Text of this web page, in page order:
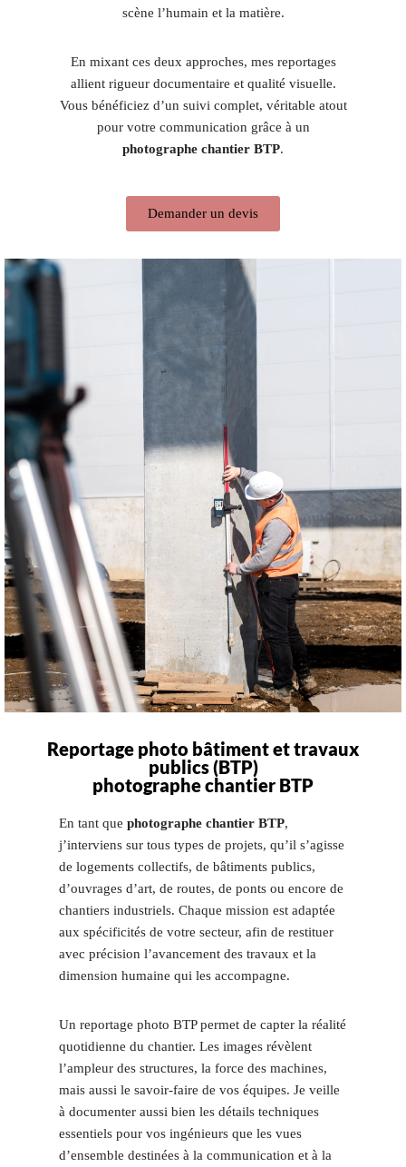
scène l’humain et la matière.
En mixant ces deux approches, mes reportages
allient rigueur documentaire et qualité visuelle.
Vous bénéficiez d’un suivi complet, véritable atout
pour votre communication grâce à un
photographe chantier BTP.
Demander un devis
Reportage photo bâtiment et travaux
publics (BTP)
photographe chantier BTP
En tant que photographe chantier BTP,
j’interviens sur tous types de projets, qu’il s’agisse
de logements collectifs, de bâtiments publics,
d’ouvrages d’art, de routes, de ponts ou encore de
chantiers industriels. Chaque mission est adaptée
aux spécificités de votre secteur, afin de restituer
avec précision l’avancement des travaux et la
dimension humaine qui les accompagne.
Un reportage photo BTP permet de capter la réalité
quotidienne du chantier. Les images révèlent
l’ampleur des structures, la force des machines,
mais aussi le savoir-faire de vos équipes. Je veille
à documenter aussi bien les détails techniques
essentiels pour vos ingénieurs que les vues
d’ensemble destinées à la communication et à la